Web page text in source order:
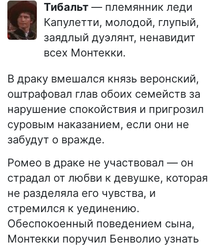
Тибальт — племянник леди
Капулетти, молодой, глупый,
заядлый дуэлянт, ненавидит
всех Монтекки.
В драку вмешался князь веронский,
оштрафовал глав обоих семейств за
нарушение спокойствия и пригрозил
суровым наказанием, если они не
забудут о вражде.
Ромео в драке не участвовал — он
страдал от любви к девушке, которая
не разделяла его чувства, и
стремился к уединению.
Обеспокоенный поведением сына,
Монтекки поручил Бенволио узнать